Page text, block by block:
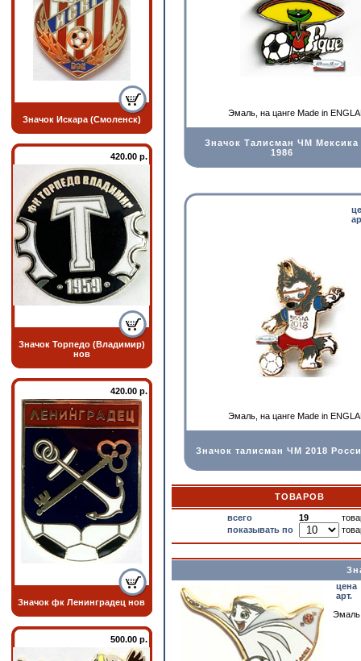
Значок Искара (Смоленск)
420.00 р.
Значок Торпедо (Владимир)
нов
420.00 р.
Значок фк Ленинградец нов
500.00 р.
Эмаль, на цанге Made in
Значок Талисман ЧМ Мексика
1986
Эмаль, на цанге Made in
Значок талисман ЧМ 2018
ТОВАРОВ
всего 19
показывать по
цена
арт.